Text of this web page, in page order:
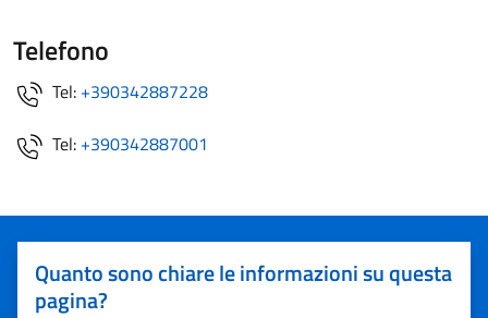
Telefono
Tel: +390342887228
Tel: +390342887001
Quanto sono chiare le informazioni su questa
pagina?